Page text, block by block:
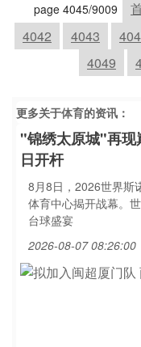
page 4045/9009
4042
4043
4049
更多关于体育的资讯：
"锦绣太原城"再现
日开杆
8月8日，2026世界斯
体育中心揭开战幕。
台球盛宴
2026-08-07 08:26:00